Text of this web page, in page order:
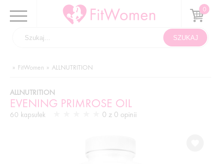
FitWomen ALLNUTRITION
EVENING PRIMROSE OIL
ALLNUTRITION
60 kapsułek 0 z 0 opinii